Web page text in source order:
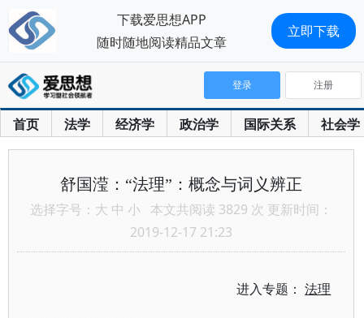
首页 法学 经济学 政治学 国际关系 社会学
登录 注册
舒国滢：“法理”：概念与词义辨正
选择字号： 大 中 小 本文共阅读 3829 次 更新时间：
2019-12-17 21:23
进入专题：法理
下载爱思想APP
随时随地阅读精品文章
立即下载